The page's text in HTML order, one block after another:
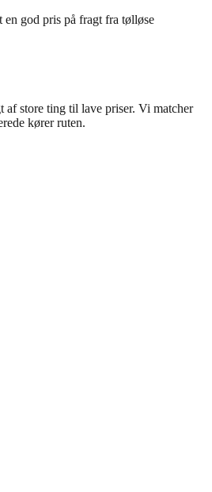
en god pris på fragt fra tølløse
af store ting til lave priser. Vi matcher
kører ruten.